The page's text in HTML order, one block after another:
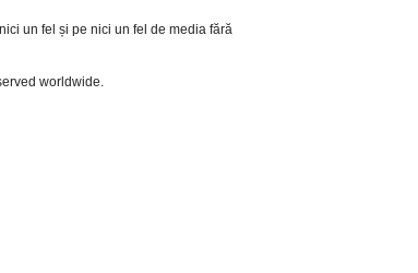
un fel și pe nici un fel de media fără
worldwide.